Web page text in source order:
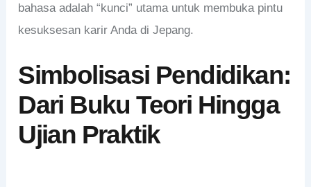
bahasa adalah “kunci” utama untuk membuka pintu
kesuksesan karir Anda di Jepang.
Simbolisasi Pendidikan:
Dari Buku Teori Hingga
Ujian Praktik